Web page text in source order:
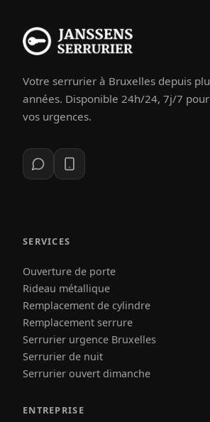
Votre serrurier à Bruxelles depuis
années. Disponible 24h/24, 7j/7
vos urgences.
SERVICES
Ouverture de porte
Rideau métallique
Remplacement de cylindre
Remplacement serrure
Serrurier urgence Bruxelles
Serrurier de nuit
Serrurier ouvert dimanche
ENTREPRISE